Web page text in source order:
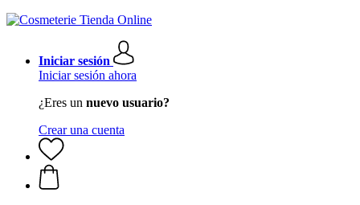
Iniciar sesión
Iniciar sesión ahora
¿Eres un nuevo usuario?
Crear una cuenta